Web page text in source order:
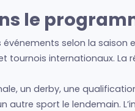
le
selon la
tournois internationaux.
un derby, une
sport le lendemain.